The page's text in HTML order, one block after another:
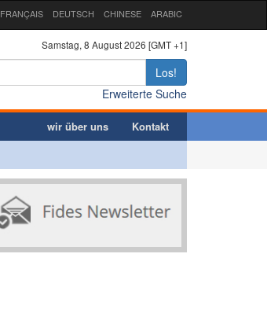
FRANÇAIS DEUTSCH CHINESE ARABIC
Samstag, 8 August 2026 [GMT +1]
Los!
Erweiterte Suche
wir über uns Kontakt